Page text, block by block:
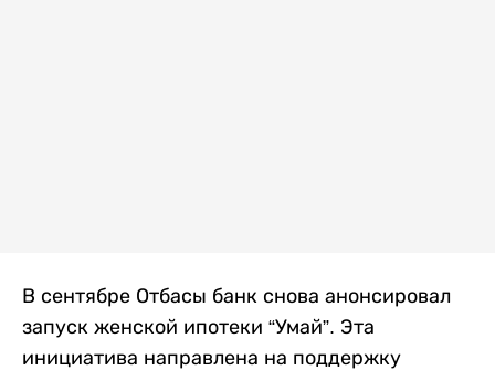
В сентябре Отбасы банк снова анонсировал
запуск женской ипотеки “Умай”. Эта
инициатива направлена на поддержку